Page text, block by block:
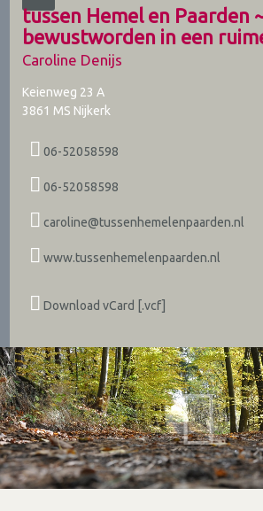
tussen Hemel en Paarden
bewustworden in een
Caroline Denijs
Keienweg 23 A
3861 MS Nijkerk
06-52058598
06-52058598
caroline@tussenhemelenpaarden.nl
www.tussenhemelenpaarden.nl
Download vCard [.vcf]